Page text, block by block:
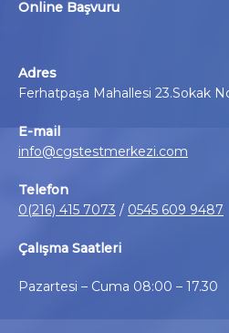
Online Başvuru
Adres
Ferhatpaşa Mahallesi 23.Sokak
E-mail
info@cgstestmerkezi.com
Telefon
0(216) 415 7073 / 0545 609 9487
Çalışma Saatleri
Pazartesi – Cuma 08:00 – 17.30